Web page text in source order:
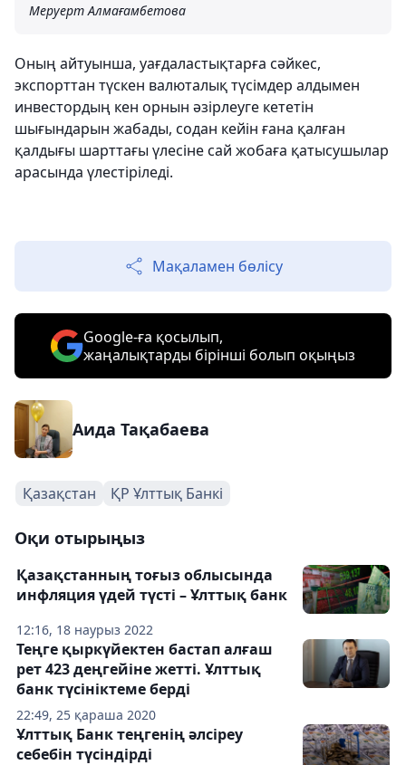
Меруерт Алмағамбетова
Оның айтуынша, уағдаластықтарға сәйкес,
экспорттан түскен валюталық түсімдер алдымен
инвестордың кен орнын әзірлеуге кететін
шығындарын жабады, содан кейін ғана қалған
қалдығы шарттағы үлесіне сай жобаға қатысушылар
арасында үлестіріледі.
Мақаламен бөлісу
Google-ға қосылып,
жаңалықтарды бірінші болып оқыңыз
Аида Тақабаева
Қазақстан ҚР Ұлттық Банкі
Оқи отырыңыз
12:16, 18 наурыз 2022
Қазақстанның тоғыз облысында
инфляция үдей түсті – Ұлттық банк
22:49, 25 қараша 2020
Теңге қыркүйектен бастап алғаш
рет 423 деңгейіне жетті. Ұлттық
банк түсініктеме берді
Ұлттық Банк теңгенің әлсіреу
себебін түсіндірді